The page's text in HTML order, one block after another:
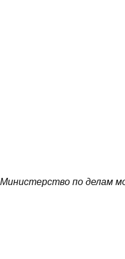
Министерство по делам